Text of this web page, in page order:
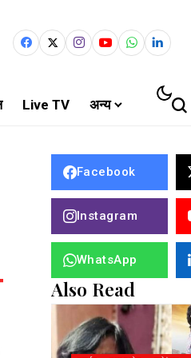
Live TV अन्य
Facebook
Instagram
WhatsApp
Also Read